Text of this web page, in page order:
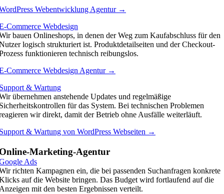
Webentwicklung Agentur →
Commerce Webdesign
bauen Onlineshops, in denen der Weg zum Kaufabschluss für den
logisch strukturiert ist. Produktdetailseiten und der Checkout-
funktionieren technisch reibungslos.
Commerce Webdesign Agentur →
& Wartung
übernehmen anstehende Updates und regelmäßige
für das System. Bei technischen Problemen
wir direkt, damit der Betrieb ohne Ausfälle weiterläuft.
& Wartung von WordPress Webseiten →
Marketing-Agentur
Ads
richten Kampagnen ein, die bei passenden Suchanfragen konkrete
auf die Website bringen. Das Budget wird fortlaufend auf die
mit den besten Ergebnissen verteilt.